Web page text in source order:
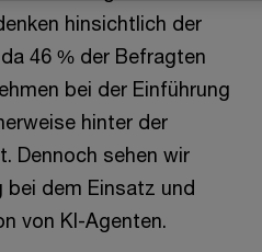
hinsichtlich der
46 % der Befragten
bei der Einführung
hinter der
Dennoch sehen wir
dem Einsatz und
von KI-Agenten.